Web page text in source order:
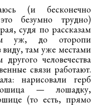
(и бесконечно
безумно трудно)
судя по рассказам
уж, до оторопи
там уже местами
человечества
связи работают.
нарисовали герб
— лошадку,
(то есть, прямо